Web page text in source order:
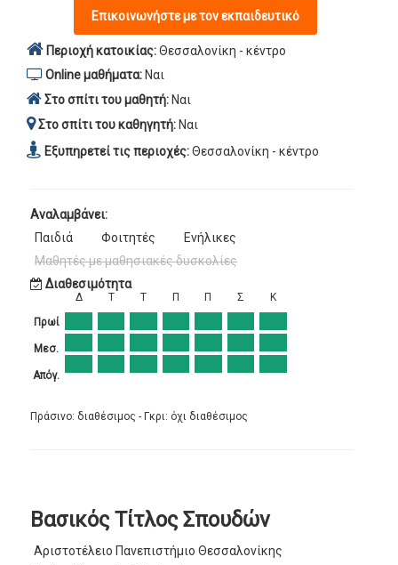
Επικοινωνήστε με τον εκπαιδευτικό
Περιοχή κατοικίας:Θεσσαλονίκη - κέντρο
Online μαθήματα: Ναι
Στο σπίτι του μαθητή: Ναι
Στο σπίτι του καθηγητή: Ναι
Εξυπηρετεί τις περιοχές:Θεσσαλονίκη - κέντρο
Αναλαμβάνει:
Παιδιά
Φοιτητές
Ενήλικες
Μαθητές με μαθησιακές δυσκολίες
Διαθεσιμότητα
Πρωί
Μεσ.
Απόγ.
Δ Τ Τ Π Π Σ Κ
Πράσινο: διαθέσιμος - Γκρι: όχι διαθέσιμος
Βασικός Τίτλος Σπουδών
Αριστοτέλειο Πανεπιστήμιο Θεσσαλονίκης